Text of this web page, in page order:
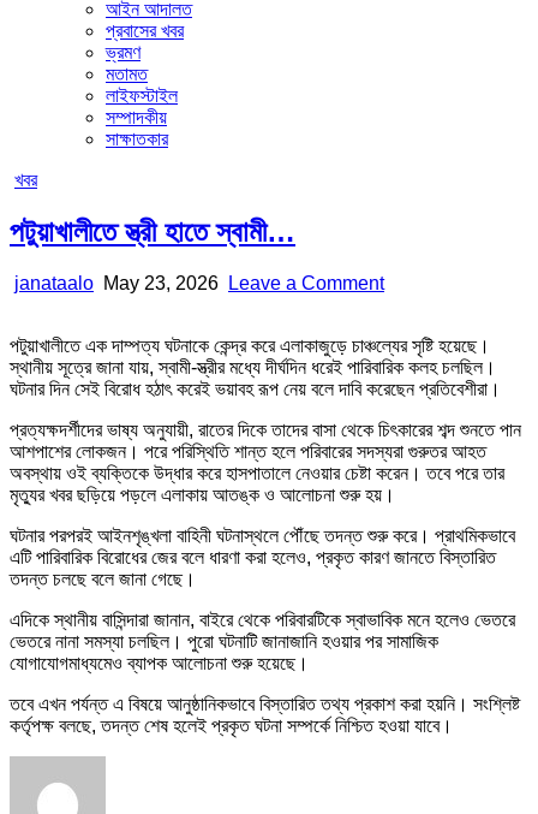
আইন আদালত
প্রবাসের খবর
ভ্রমণ
মতামত
লাইফস্টাইল
সম্পাদকীয়
সাক্ষাতকার
Posted
খবর
পটুয়াখালীতে স্ত্রী হাতে স্বামী…
Author:
janataalo Published
May 23, 2026 Leave a Commenton
হাতে
স্বামী…
পটুয়াখালীতে এক দাম্পত্য ঘটনাকে কেন্দ্র করে এলাকাজুড়ে চাঞ্চল্যের সৃষ্টি হয়েছে।
স্থানীয় সূত্রে জানা যায়, স্বামী-স্ত্রীর মধ্যে দীর্ঘদিন ধরেই পারিবারিক কলহ চলছিল।
ঘটনার দিন সেই বিরোধ হঠাৎ করেই ভয়াবহ রূপ নেয় বলে দাবি করেছেন প্রতিবেশীরা।
প্রত্যক্ষদর্শীদের ভাষ্য অনুযায়ী, রাতের দিকে তাদের বাসা থেকে চিৎকারের শব্দ শুনতে পান
আশপাশের লোকজন। পরে পরিস্থিতি শান্ত হলে পরিবারের সদস্যরা গুরুতর আহত
অবস্থায় ওই ব্যক্তিকে উদ্ধার করে হাসপাতালে নেওয়ার চেষ্টা করেন। তবে পরে তার
মৃত্যুর খবর ছড়িয়ে পড়লে এলাকায় আতঙ্ক ও আলোচনা শুরু হয়।
ঘটনার পরপরই আইনশৃঙ্খলা বাহিনী ঘটনাস্থলে পৌঁছে তদন্ত শুরু করে। প্রাথমিকভাবে
এটি পারিবারিক বিরোধের জের বলে ধারণা করা হলেও, প্রকৃত কারণ জানতে বিস্তারিত
তদন্ত চলছে বলে জানা গেছে।
এদিকে স্থানীয় বাসিন্দারা জানান, বাইরে থেকে পরিবারটিকে স্বাভাবিক মনে হলেও ভেতরে
ভেতরে নানা সমস্যা চলছিল। পুরো ঘটনাটি জানাজানি হওয়ার পর সামাজিক
যোগাযোগমাধ্যমেও ব্যাপক আলোচনা শুরু হয়েছে।
তবে এখন পর্যন্ত এ বিষয়ে আনুষ্ঠানিকভাবে বিস্তারিত তথ্য প্রকাশ করা হয়নি। সংশ্লিষ্ট
কর্তৃপক্ষ বলছে, তদন্ত শেষ হলেই প্রকৃত ঘটনা সম্পর্কে নিশ্চিত হওয়া যাবে।